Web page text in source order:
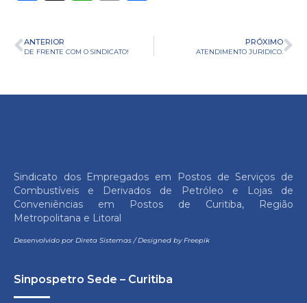
ANTERIOR
DE FRENTE COM O SINDICATO!
PRÓXIMO
ATENDIMENTO JURIDICO.
Sindicato dos Empregados em Postos de Serviços de
Combustíveis e Derivados de Petróleo e Lojas de
Conveniências em Postos de Curitiba, Região
Metropolitana e Litoral
Desenvolvido por Direta Sistemas/Designed by Freepik
Sinpospetro Sede – Curitiba